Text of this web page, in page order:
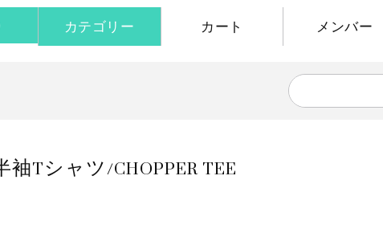
カテゴリー カート メンバー
Tシャツ/CHOPPER TEE